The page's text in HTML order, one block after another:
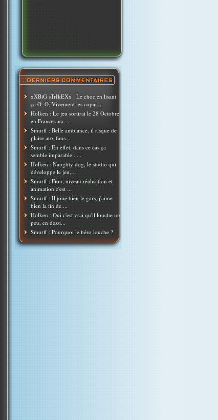
xXBiG sTrIkEXx : Le choc en lisant
ça O_O. Vivement les copai...
Holken : Le jeu sortirai le 28 Octobre
en France aux ...
Smurff : Belle ambiance, il risque de
plaire aux fans...
Smurff : En effet, dans ce cas ça
semble imparable......
Holken : Naughty dog, le studio qui
développe le jeu,...
Smurff : Fiou, niveau réalisation et
animation c'est ...
Smurff : Il joue bien le gars, j'aime
bien la fin de ...
Holken : Oui c'est vrai qu'il louche un
peu, en dessi...
Smurff : Pourquoi le héro louche ?